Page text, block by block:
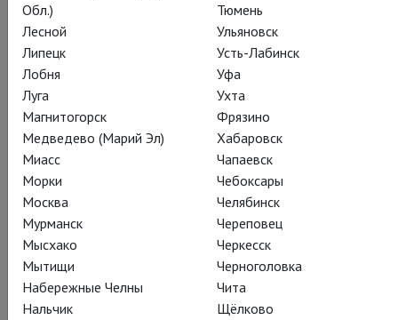
Сергей Образцов
Евгений Цыганов
В спектакле заняты
Константин Дубичев Оксана Чабанюк,
Татьяна Сергеева
Александр Городицкий
Александр Кузьмин
Александр Сидоров,
Афанасий Коваль
Венчислав Хотяновский,
Екатерина Хворостенко
Ирина Фёдорова
Светлана Воронкова
Яна Михайлова,Янина Смоленская
Обл.)
Лесной
Липецк
Лобня
Луга
Магнитогорск
Медведево (Марий Эл)
Миасс
Морки
Москва
Мурманск
Мысхако
Мытищи
Набережные Челны
Нальчик
Тюмень
Ульяновск
Усть-Лабинск
Уфа
Ухта
Фрязино
Хабаровск
Чапаевск
Чебоксары
Челябинск
Череповец
Черкесск
Черноголовка
Чита
Щёлково